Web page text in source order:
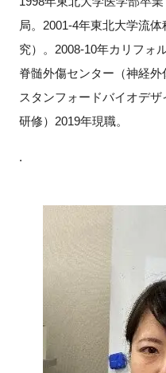
局。2001-4年東北大学流
究）。2008-10年カリフォ
脊髄外傷センター（神経
スタンフォードバイオデ
研修）2019年現職。
.